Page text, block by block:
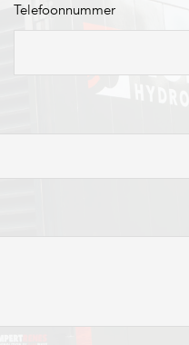
Telefoonnummer